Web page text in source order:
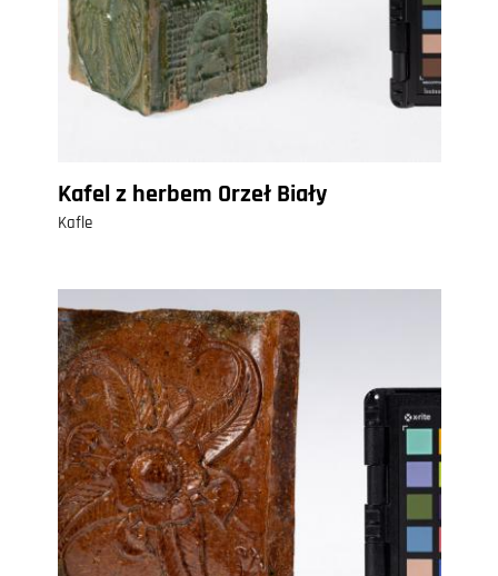
Kafel z herbem Orzeł Biały
Kafle